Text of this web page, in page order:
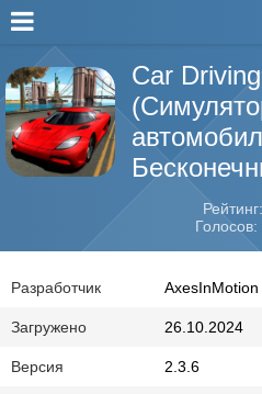
Car
Разработчик AxesInMotion
Загружено 26.10.2024
Версия 2.3.6